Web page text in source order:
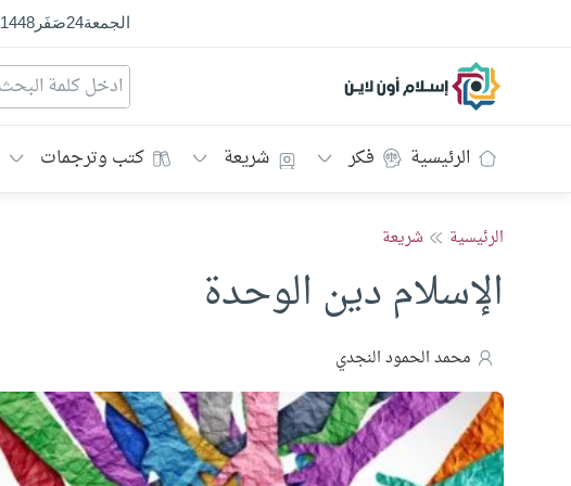
الجمعة24صَفَر1448 هـ
إسلام أون لاين
الرئيسية فكر شريعة كتب وترجمات
الرئيسية شريعة
الإسلام دين الوحدة
محمد الحمود النجدي